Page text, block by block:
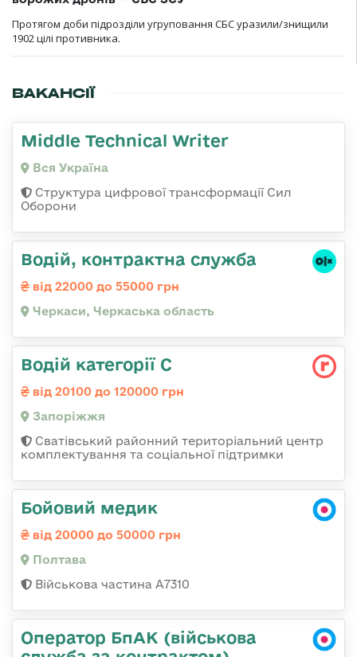
Протягом доби підрозділи угруповання СБС уразили/знищили
1902 цілі противника.
ВАКАНСІЇ
Middle Technical Writer
Вся Україна
Структура цифрової трансформації Сил
Оборони
Водій, контрактна служба
від 22000 до 55000 грн
Черкаси, Черкаська область
Водій категорії С
від 20100 до 120000 грн
Запоріжжя
Сватівський районний територіальний центр
комплектування та соціальної підтримки
Бойовий медик
від 20000 до 50000 грн
Полтава
Військова частина A7310
Оператор БпАК (військова